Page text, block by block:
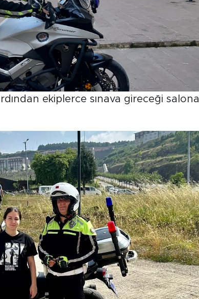
ekiplerce sınava gireceği salona